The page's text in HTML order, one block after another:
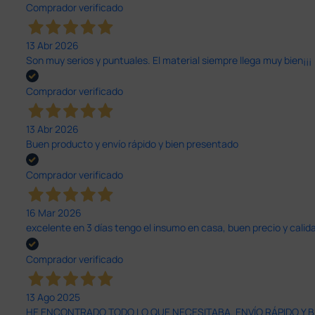
Comprador verificado
13 Abr 2026
Son muy serios y puntuales. El material siempre llega muy bien¡¡¡
Comprador verificado
13 Abr 2026
Buen producto y envío rápido y bien presentado
Comprador verificado
16 Mar 2026
excelente en 3 días tengo el insumo en casa, buen precio y
Comprador verificado
13 Ago 2025
HE ENCONTRADO TODO LO QUE NECESITABA. ENVÍO RÁPIDO Y